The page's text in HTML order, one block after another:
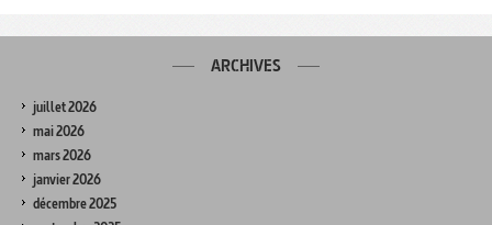
ARCHIVES
juillet 2026
mai 2026
mars 2026
janvier 2026
décembre 2025